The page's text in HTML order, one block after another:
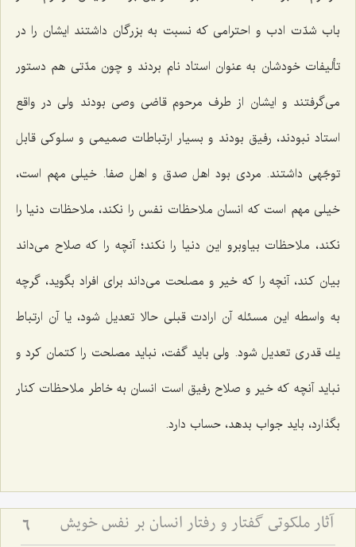
باب شدّت ادب و احترامی كه نسبت به بزرگان داشتند ایشان را در
تألیفات خودشان به عنوان استاد نام بردند و چون مدّتی هم دستور
می‌گرفتند و ایشان از طرف مرحوم قاضی وصی بودند ولی در واقع
استاد نبودند، رفیق بودند و بسیار ارتباطات صمیمی و سلوكی قابل
توجّهی داشتند. مردی بود اهل صدق و اهل صفا. خیلی مهم است،
خیلی مهم است كه انسان ملاحظات نفس را نكند، ملاحظات دنیا را
نكند، ملاحظات بیاوبرو این دنیا را نكند؛ آنچه را كه صلاح می‌داند
بیان كند، آنچه را كه خیر و مصلحت می‌داند برای افراد بگوید، گرچه
به واسطه این مسئله آن ارادت قبلی حالا تعدیل شود، یا آن ارتباط
یك قدری تعدیل شود. ولی باید گفت، نباید مصلحت را كتمان كرد و
نباید آنچه كه خیر و صلاح رفیق است انسان به خاطر ملاحظات كنار
بگذارد، باید جواب بدهد، حساب دارد.
آثار ملکوتی گفتار و رفتار انسان بر نفس خویش 6